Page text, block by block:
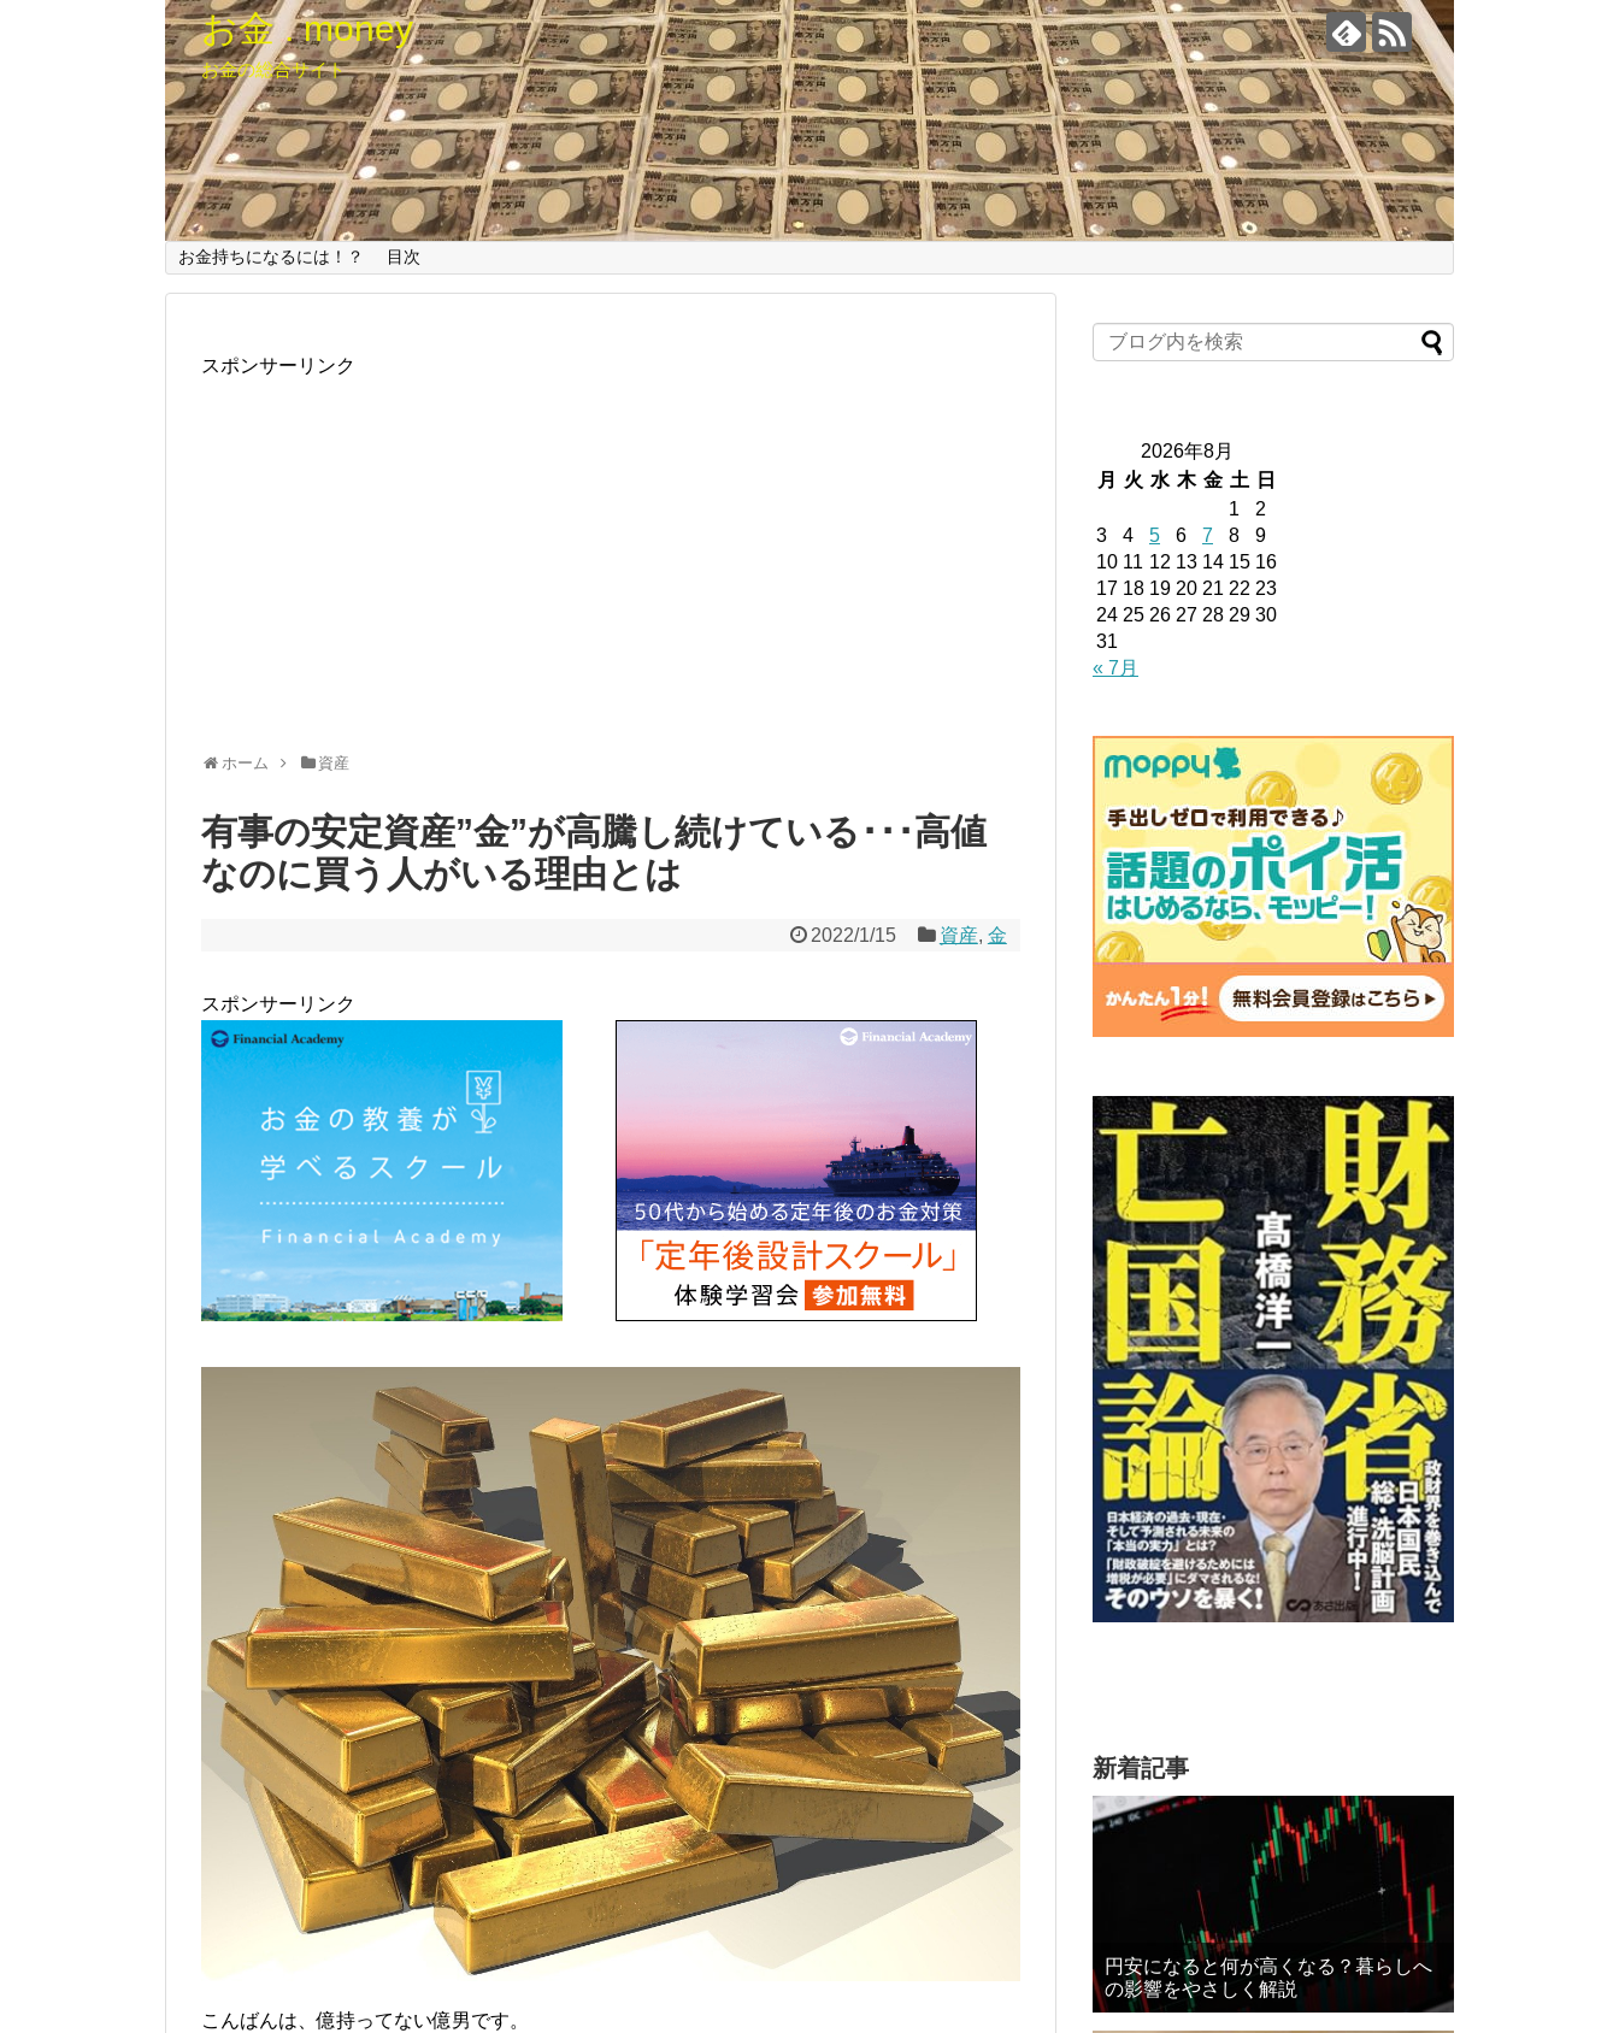
お金 . money
お金の総合サイト
お金持ちになるには！？ 目次
スポンサーリンク
ホーム 資産
有事の安定資産”金”が高騰し続けている･･･高値
なのに買う人がいる理由とは
2022/1/15 資産, 金
スポンサーリンク
こんばんは、億持ってない億男です。
2026年8月
月
火 水 木 金 土
日
1
2
3
4 5 6 7 8
9
10 11 12 13 14 15 16
17 18 19 20 21 22 23
24 25 26 27 28 29 30
31
« 7月
新着記事
円安になると何が高くなる？暮らしへ
の影響をやさしく解説